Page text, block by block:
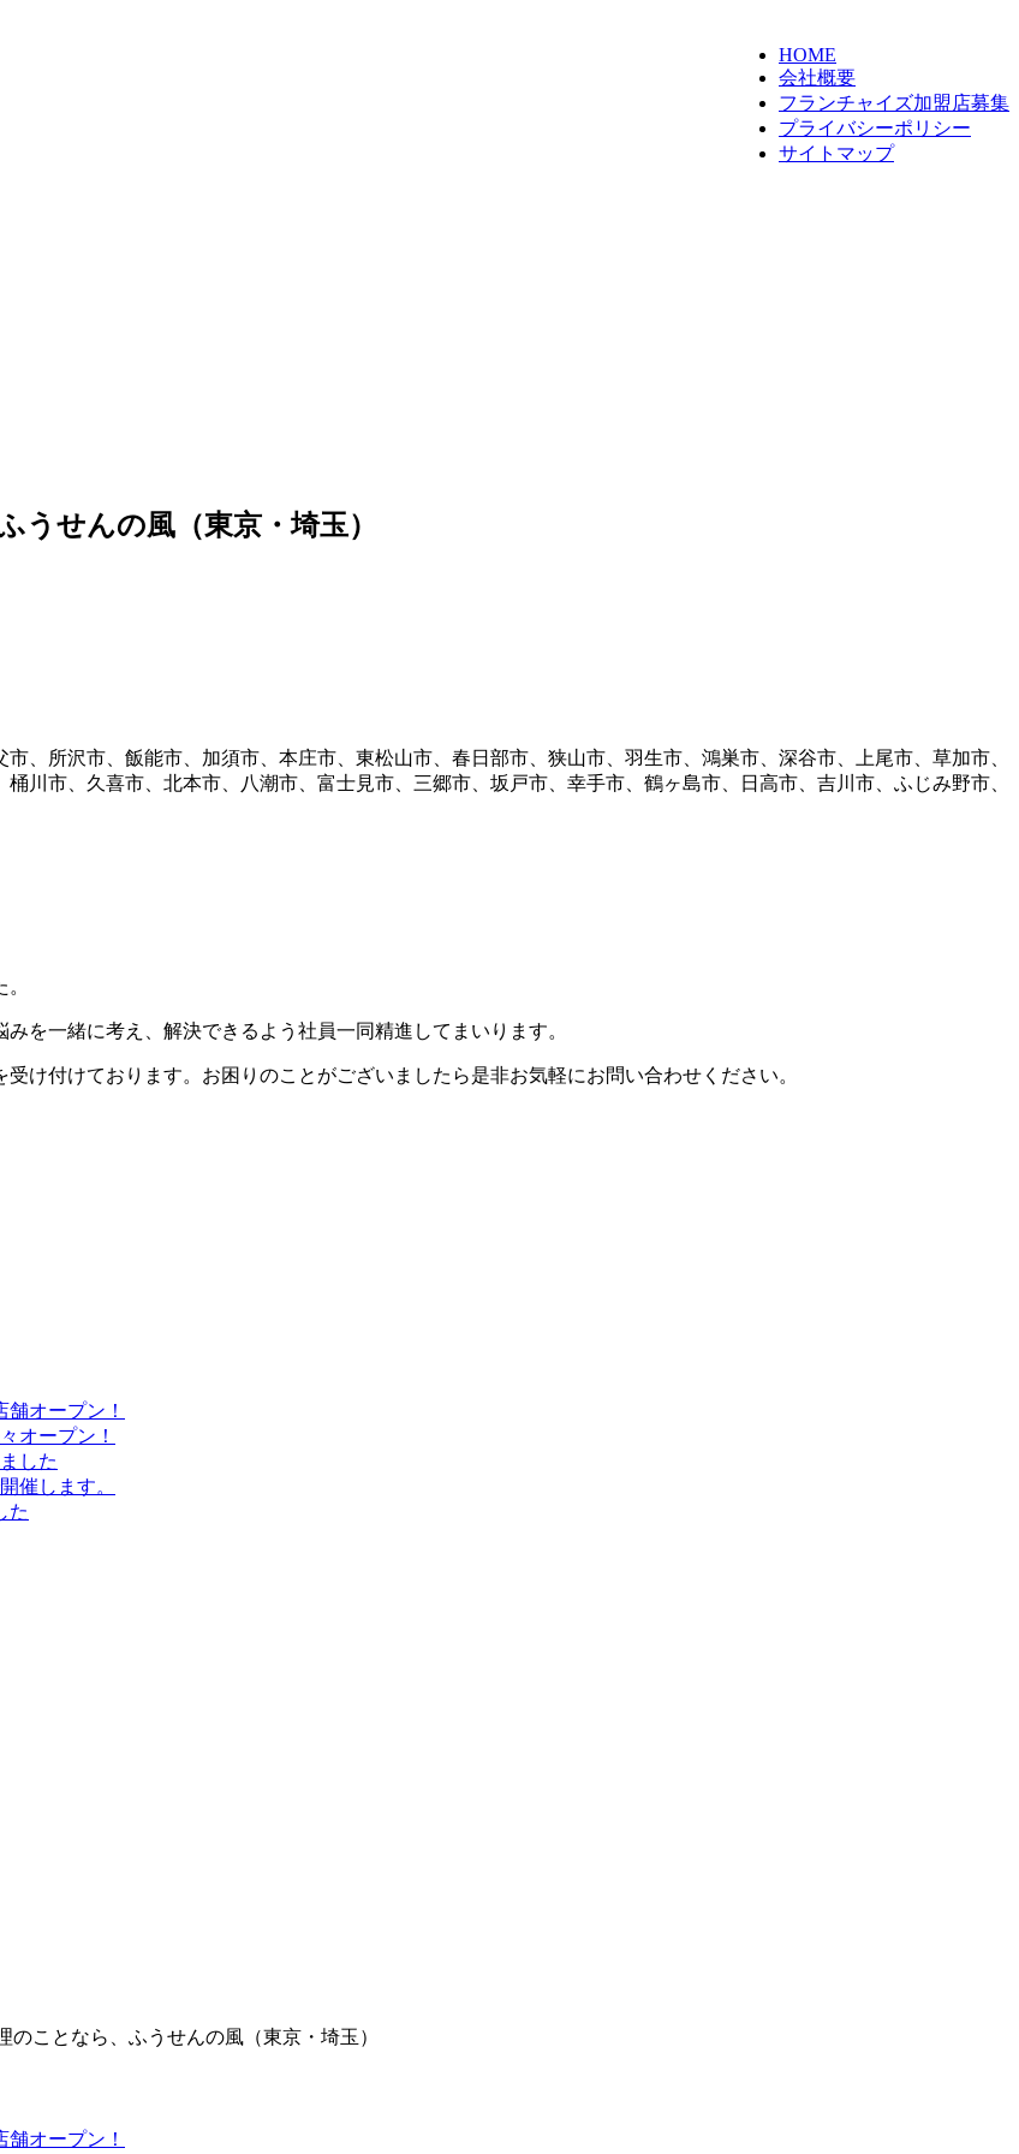
HOME
会社概要
フランチャイズ加盟店募集
プライバシーポリシー
サイトマップ
うせんの風（東京・埼玉）
、所沢市、飯能市、加須市、本庄市、東松山市、春日部市、狭山市、羽生市、鴻巣市、深谷市、上尾市、草加市、
川市、久喜市、北本市、八潮市、富士見市、三郷市、坂戸市、幸手市、鶴ヶ島市、日高市、吉川市、ふじみ野市、
を一緒に考え、解決できるよう社員一同精進してまいります。
け付けております。お困りのことがございましたら是非お気軽にお問い合わせください。
オープン！
オープン！
した
催します。
た
ことなら、ふうせんの風（東京・埼玉）
オープン！